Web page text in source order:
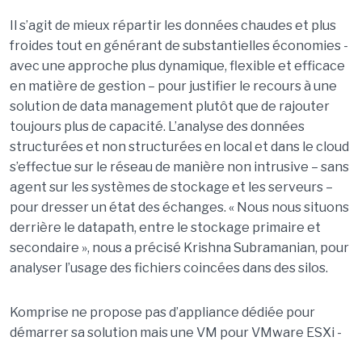
Il s’agit de mieux répartir les données chaudes et plus
froides tout en générant de substantielles économies -
avec une approche plus dynamique, flexible et efficace
en matière de gestion – pour justifier le recours à une
solution de data management plutôt que de rajouter
toujours plus de capacité. L’analyse des données
structurées et non structurées en local et dans le cloud
s’effectue sur le réseau de manière non intrusive – sans
agent sur les systèmes de stockage et les serveurs –
pour dresser un état des échanges. « Nous nous situons
derrière le datapath, entre le stockage primaire et
secondaire », nous a précisé Krishna Subramanian, pour
analyser l’usage des fichiers coincées dans des silos.
Komprise ne propose pas d’appliance dédiée pour
démarrer sa solution mais une VM pour VMware ESXi -